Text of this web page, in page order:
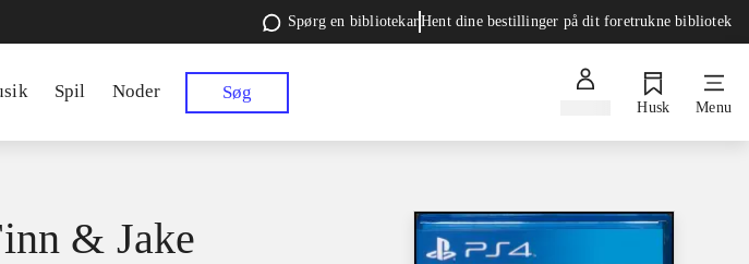
Spørg en bibliotekarHent dine bestillinger på dit foretrukne bibliotek
Spil Noder Søg
Husk Menu
& Jake